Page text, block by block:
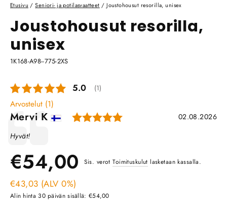
Etusivu / Seniori- ja potilasvaatteet / Joustohousut resorilla, unisex
Joustohousut resorilla,
unisex
1K168-A98--775-2XS
Keskimääräinen luokitus:
5.0 (äänet:
1)
Arvostelut (1)
Lausunto
Kirjoittaja:
Mervi K Arvio: 5.0 5:staPäivämäärä:
02.08.2026
Teksti:
Hyvät!
€54,00 Normaali
hinta
hinta
Sis. verotToimituskulut lasketaan kassalla.
€43,03 (ALV 0%)
Alin hinta 30 päivän sisällä: €54,00